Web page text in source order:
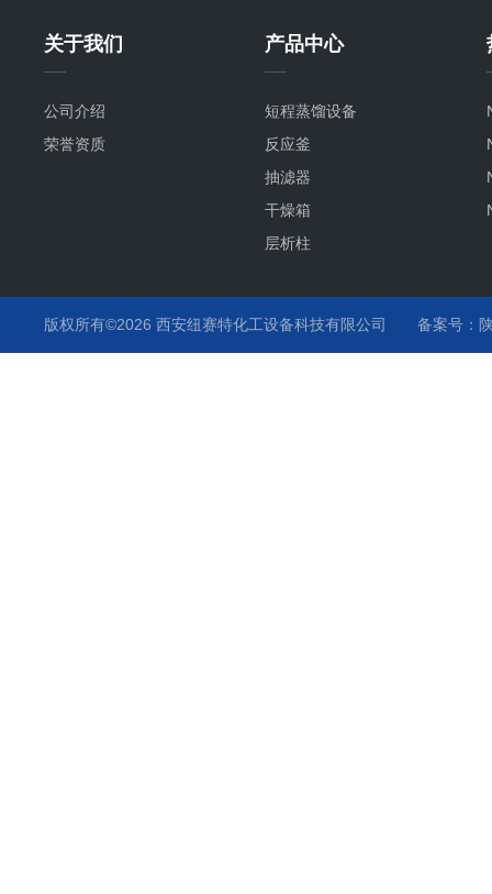
关于我们
公司介绍
荣誉资质
产品中心
短程蒸馏设备
反应釜
抽滤器
干燥箱
层析柱
版权所有©2026 西安纽赛特化工设备科技有限公司 备案号：